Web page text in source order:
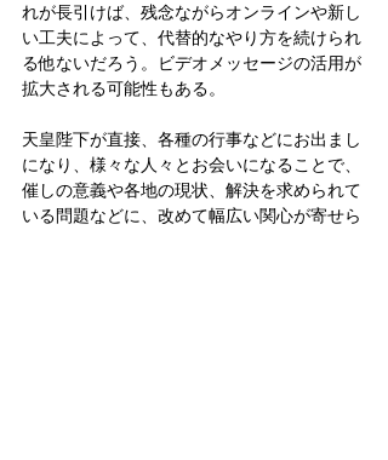
れが長引けば、残念ながらオンラインや新し
い工夫によって、代替的なやり方を続けられ
る他ないだろう。ビデオメッセージの活用が
拡大される可能性もある。
天皇陛下が直接、各種の行事などにお出まし
になり、様々な人々とお会いになることで、
催しの意義や各地の現状、解決を求められて
いる問題などに、改めて幅広い関心が寄せら